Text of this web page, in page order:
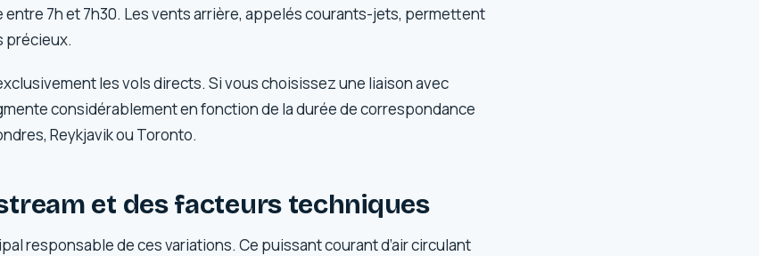
entre 7h et 7h30. Les vents arrière, appelés courants-jets, permettent
précieux.
les vols directs. Si vous choisissez une liaison avec
considérablement en fonction de la durée de correspondance
Reykjavik ou Toronto.
et des facteurs techniques
responsable de ces variations. Ce puissant courant d’air circulant